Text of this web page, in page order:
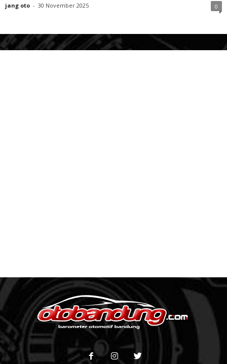
jang oto - 30 November 2025 0